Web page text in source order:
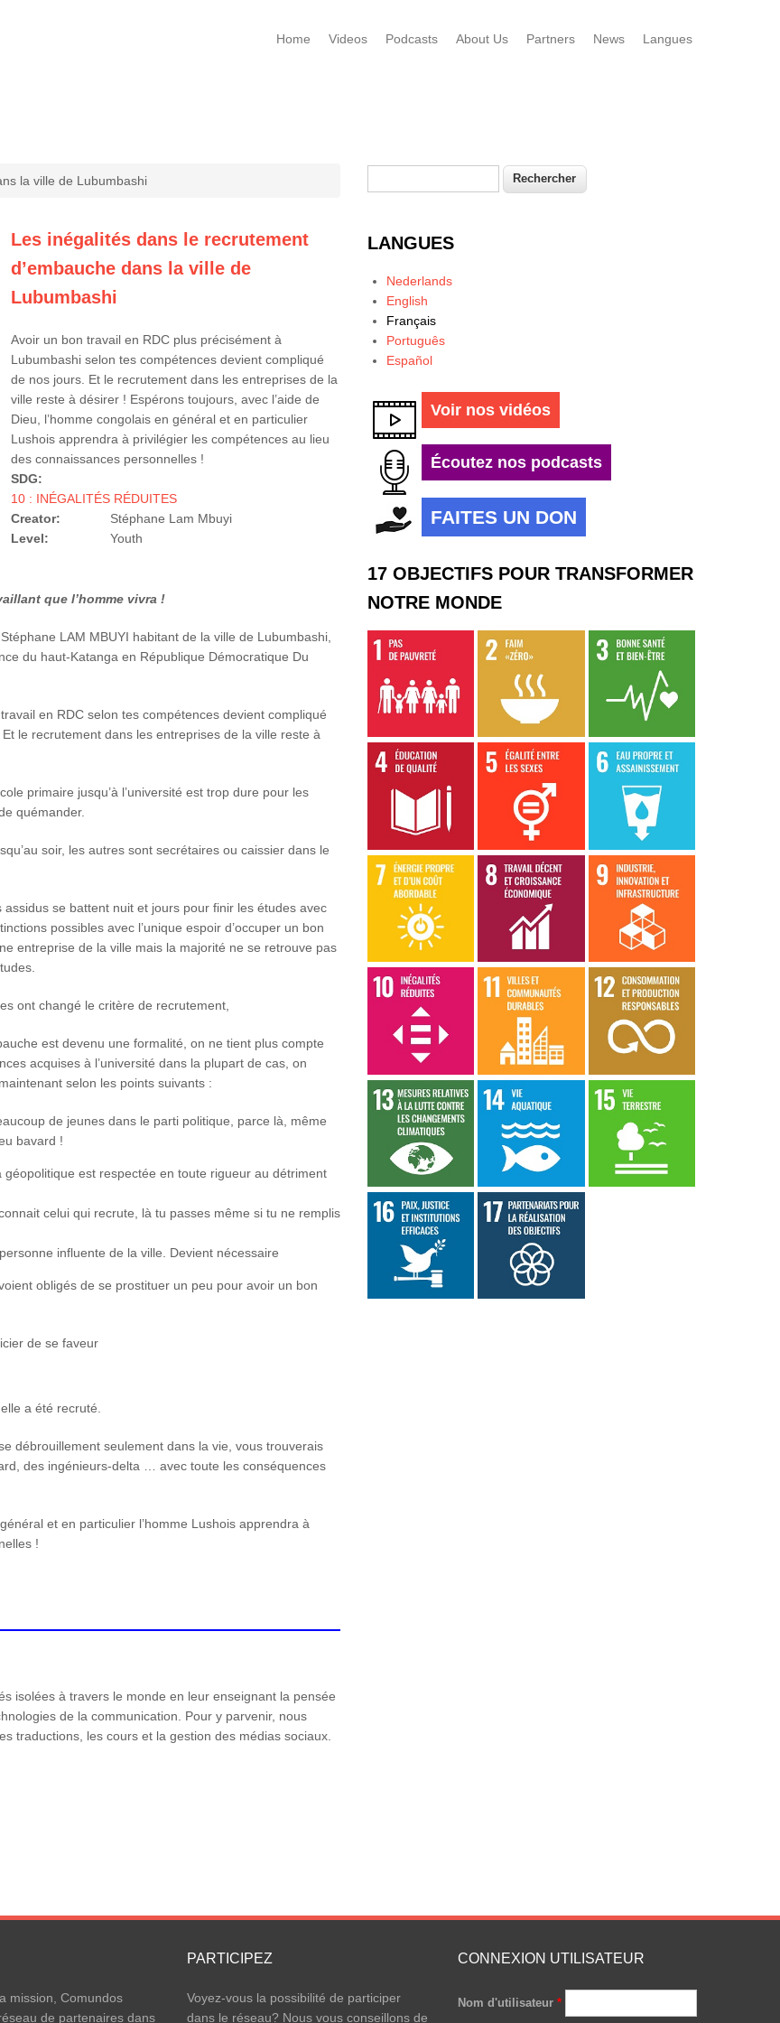
Home Videos Podcasts About Us Partners News Langues
la ville de Lubumbashi
Les inégalités dans le recrutement
d’embauche dans la ville de
Lubumbashi
Avoir un bon travail en RDC plus précisément à
Lubumbashi selon tes compétences devient compliqué
de nos jours. Et le recrutement dans les entreprises de la
ville reste à désirer ! Espérons toujours, avec l’aide de
Dieu, l’homme congolais en général et en particulier
Lushois apprendra à privilégier les compétences au lieu
des connaissances personnelles !
SDG:
10 : INÉGALITÉS RÉDUITES
Creator:
Stéphane Lam Mbuyi
Level:
Youth
que l’homme vivra !
LAM MBUYI habitant de la ville de Lubumbashi,
du haut-Katanga en République Démocratique Du
en RDC selon tes compétences devient compliqué
le recrutement dans les entreprises de la ville reste à
primaire jusqu’à l’université est trop dure pour les
quémander.
soir, les autres sont secrétaires ou caissier dans le
assidus se battent nuit et jours pour finir les études avec
possibles avec l’unique espoir d’occuper un bon
entreprise de la ville mais la majorité ne se retrouve pas
ont changé le critère de recrutement,
est devenu une formalité, on ne tient plus compte
acquises à l’université dans la plupart de cas, on
selon les points suivants :
de jeunes dans le parti politique, parce là, même
bavard !
est respectée en toute rigueur au détriment
celui qui recrute, là tu passes même si tu ne remplis
influente de la ville. Devient nécessaire
obligés de se prostituer un peu pour avoir un bon
de se faveur
a été recruté.
débrouillement seulement dans la vie, vous trouverais
des ingénieurs-delta … avec toute les conséquences
et en particulier l’homme Lushois apprendra à
!
isolées à travers le monde en leur enseignant la pensée
de la communication. Pour y parvenir, nous
traductions, les cours et la gestion des médias sociaux.
Formulaire de recherche
LANGUES
Nederlands
English
Français
Português
Español
Voir nos vidéos
Écoutez nos podcasts
FAITES UN DON
17 OBJECTIFS POUR TRANSFORMER
NOTRE MONDE
mission, Comundos
de partenaires dans
PARTICIPEZ
Voyez-vous la possibilité de participer
dans le réseau? Nous vous conseillons de
CONNEXION UTILISATEUR
Nom d'utilisateur *